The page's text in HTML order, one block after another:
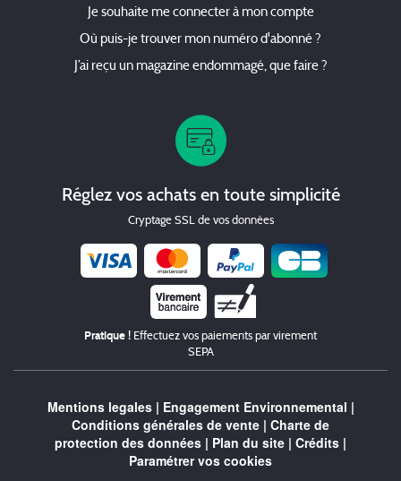
Je souhaite me connecter à mon compte
Où puis-je trouver mon numéro d'abonné ?
J’ai reçu un magazine endommagé, que faire ?
Réglez vos achats en toute simplicité
Cryptage SSL de vos données
Chèque
Pratique ! Effectuez vos paiements par virement
SEPA
Mentions legales| Engagement Environnemental |
Conditions générales de vente | Charte de
protection des données | Plan du site | Crédits |
Paramétrer vos cookies